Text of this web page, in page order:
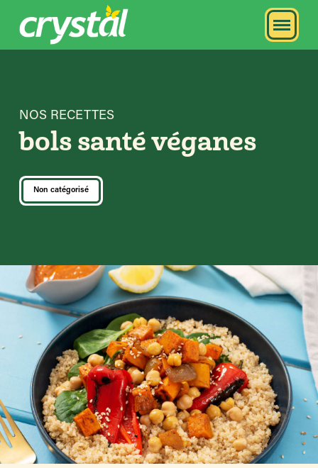
NOS RECETTES
bols santé véganes
Non catégorisé